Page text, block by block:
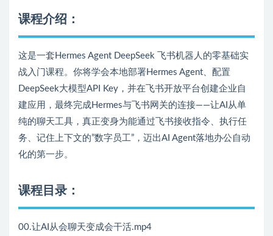
课程介绍：
这是一套Hermes Agent DeepSeek 飞书机器人的零基础实
战入门课程。你将学会本地部署Hermes Agent、配置
DeepSeek大模型API Key，并在飞书开放平台创建企业自
建应用，最终完成Hermes与飞书网关的连接——让AI从单
纯的聊天工具，真正变身为能通过飞书接收指令、执行任
务、记住上下文的”数字员工”，迈出AI Agent落地办公自动
化的第一步。
课程目录：
00.让AI从会聊天变成会干活.mp4